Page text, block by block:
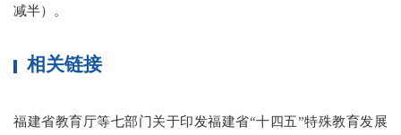
减半）。
相关链接
福建省教育厅等七部门关于印发福建省“十四五”特殊教育发展